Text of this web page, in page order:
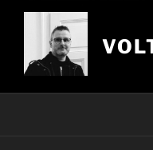
Zum